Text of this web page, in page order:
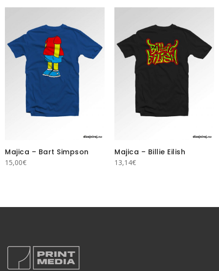
Majica – Bart Simpson
15,00€
Majica – Billie Eilish
13,14€